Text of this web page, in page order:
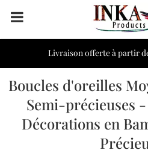
Livraison offerte à partir
Boucles d'oreilles
Semi-précieuses
Décorations en